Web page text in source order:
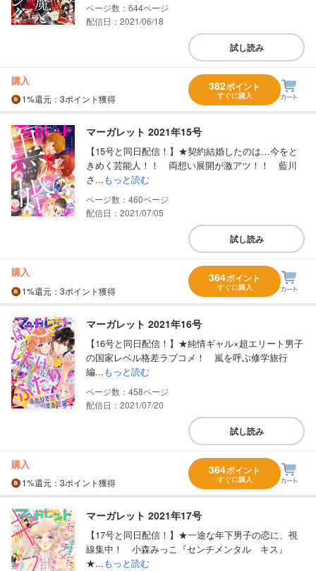
644
配信日：2021/06/18
試し読み
購入
1%還元 ：3ポイント獲得
382ポイント
すぐに購入
マーガレット 2021年15号
【15号と同日配信！】★契約結婚したのは…今をと
きめく芸能人！！ 両想い展開が激アツ！！ 藍川
さ...もっと読む
460
配信日：2021/07/05
試し読み
購入
1%還元 ：3ポイント獲得
364ポイント
すぐに購入
マーガレット 2021年16号
【16号と同日配信！】★純情ギャル×超エリート男子
の国家レベル格差ラブコメ！ 嵐を呼ぶ修学旅行
編...もっと読む
458
配信日：2021/07/20
試し読み
購入
1%還元 ：3ポイント獲得
364ポイント
すぐに購入
マーガレット 2021年17号
【17号と同日配信！】★一途な年下男子の恋に、視
線集中！ 小森みっこ『センチメンタル キス』
★...もっと読む